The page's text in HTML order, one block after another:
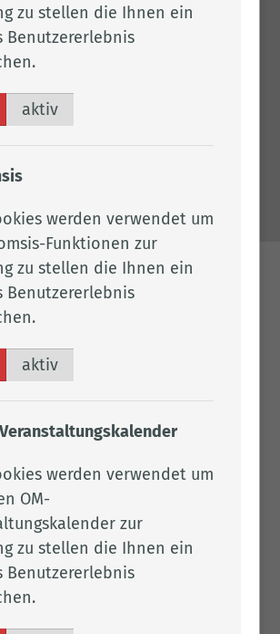
Cloppenburg
29
Cloppenburg
zu stellen die Ihnen ein
Benutzererlebnis
aktiv
werden verwendet um
Funktionen zur
zu stellen die Ihnen ein
Benutzererlebnis
aktiv
werden verwendet um
OM-
zur
zu stellen die Ihnen ein
Benutzererlebnis